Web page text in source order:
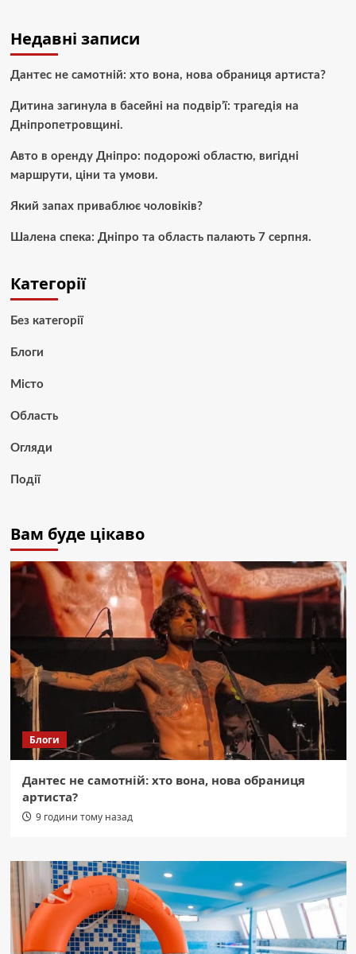
Недавні записи
Дантес не самотній: хто вона, нова обраниця артиста?
Дитина загинула в басейні на подвір’ї: трагедія на
Дніпропетровщині.
Авто в оренду Дніпро: подорожі областю, вигідні
маршрути, ціни та умови.
Який запах приваблює чоловіків?
Шалена спека: Дніпро та область палають 7 серпня.
Категорії
Без категорії
Блоги
Місто
Область
Огляди
Події
Вам буде цікаво
Блоги
Дантес не самотній: хто вона, нова обраниця
артиста?
9 години тому назад